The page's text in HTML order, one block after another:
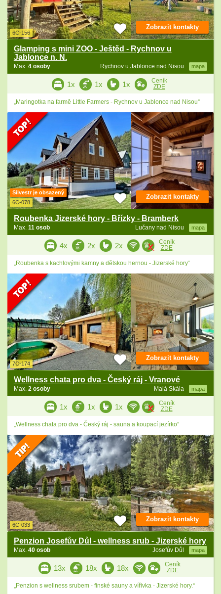
6C-156
Glamping s mini ZOO - Ještěd - Rychnov u
Jablonce n. N.
Rychnov u Jablonce nad Nisou mapa
Max. 4 osoby
Zobrazit kontakty
1x 1x 1x
Ceník
ZDE
„Maringotka na farmě Little Farmers - Rychnov u Jablonce nad Nisou“
Silvestr je obsazený
6C-078
Roubenka Jizerské hory - Břízky - Bramberk
Lučany nad Nisou mapa
Max. 11 osob
Zobrazit kontakty
4x 2x 2x
Ceník
ZDE
„Roubenka s kachlovými kamny a dětskou hernou - Jizerské hory“
7C-174
Wellness chata pro dva - Český ráj - Vranové
Malá Skála mapa
Max. 2 osoby
Zobrazit kontakty
1x 1x 1x
Ceník
ZDE
„Wellness chata pro dva - Český ráj - sauna a koupací jezírko“
6C-033
Penzion Josefův Důl - wellness srub - Jizerské hory
Josefův Důl mapa
Max. 40 osob
Zobrazit kontakty
13x 18x 18x
Ceník
ZDE
„Penzion s wellness srubem - finské sauny a vířivka - Jizerské hory.“